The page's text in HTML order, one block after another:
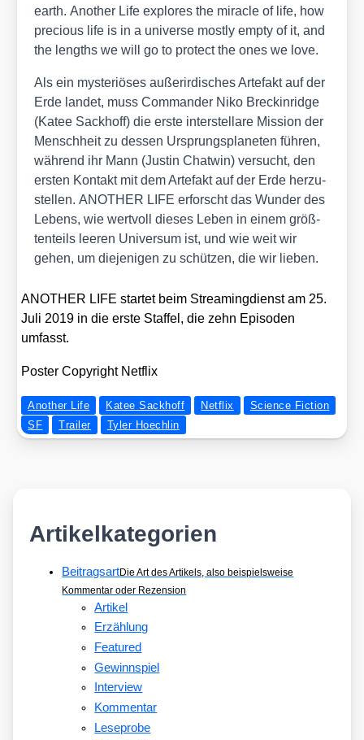
earth.Ano­ther Lifeexplo­res the mira­cle of life, how
pre­cious life is in a uni­ver­se most­ly emp­ty of it, and
the lengths we will go to pro­tect the ones we love.
Als ein mys­te­riö­ses außer­ir­di­sches Arte­fakt auf der
Erde lan­det, muss Com­man­der Niko Bre­ckin­ridge
(Katee Sack­hoff) die ers­te inter­stel­la­re Mis­si­on der
Mensch­heit zu des­sen Ursprungs­pla­ne­ten füh­ren,
wäh­rend ihr Mann (Jus­tin Chat­win) ver­sucht, den
ers­ten Kon­takt mit dem Arte­fakt auf der Erde her­zu­
stel­len. ANOTHER LIFE erforscht das Wun­der des
Lebens, wie wert­voll die­ses Leben in einem größ­
ten­teils lee­ren Uni­ver­sum ist, und wie weit wir
gehen, um die­je­ni­gen zu schüt­zen, die wir lie­ben.
ANOTHER LIFE star­tet beim Strea­ming­dienst am 25.
Juli 2019 in die ers­te Staf­fel, die zehn Epi­so­den
umfasst.
Pos­ter Copy­right Net­flix
Another Life Katee Sackhoff Netflix
Science Fiction
SF
Trailer Tyler Hoechlin
Artikelkategorien
BeitragsartDie Art des Artikels, also beispielsweise
Kommentar oder Rezension
Artikel
Erzählung
Featured
Gewinnspiel
Interview
Kommentar
Leseprobe